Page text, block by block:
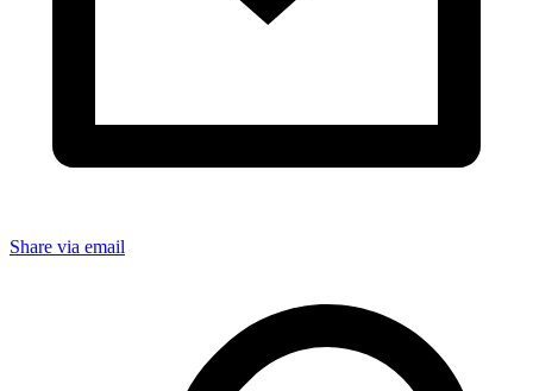
Share via email